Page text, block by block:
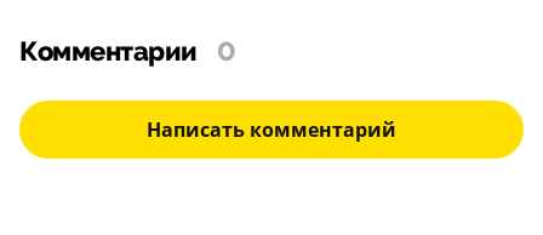
Комментарии 0
Написать комментарий